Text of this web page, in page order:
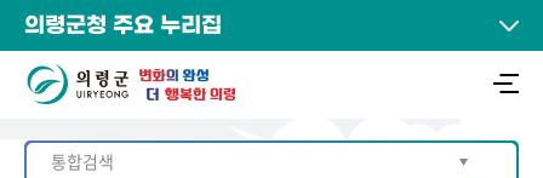
의령군청 주요 누리집